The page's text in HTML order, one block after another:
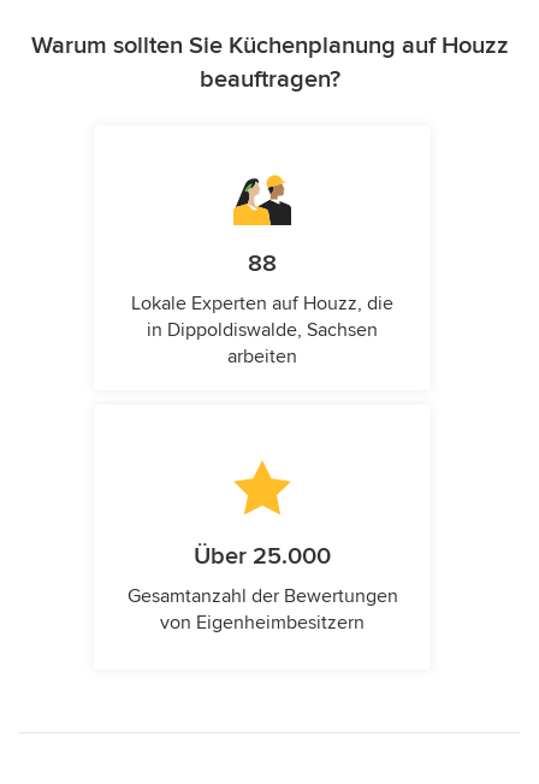
Warum sollten Sie Küchenplanung auf Houzz
beauftragen?
88
Lokale Experten auf Houzz, die
in Dippoldiswalde, Sachsen
arbeiten
Über 25.000
Gesamtanzahl der Bewertungen
von Eigenheimbesitzern